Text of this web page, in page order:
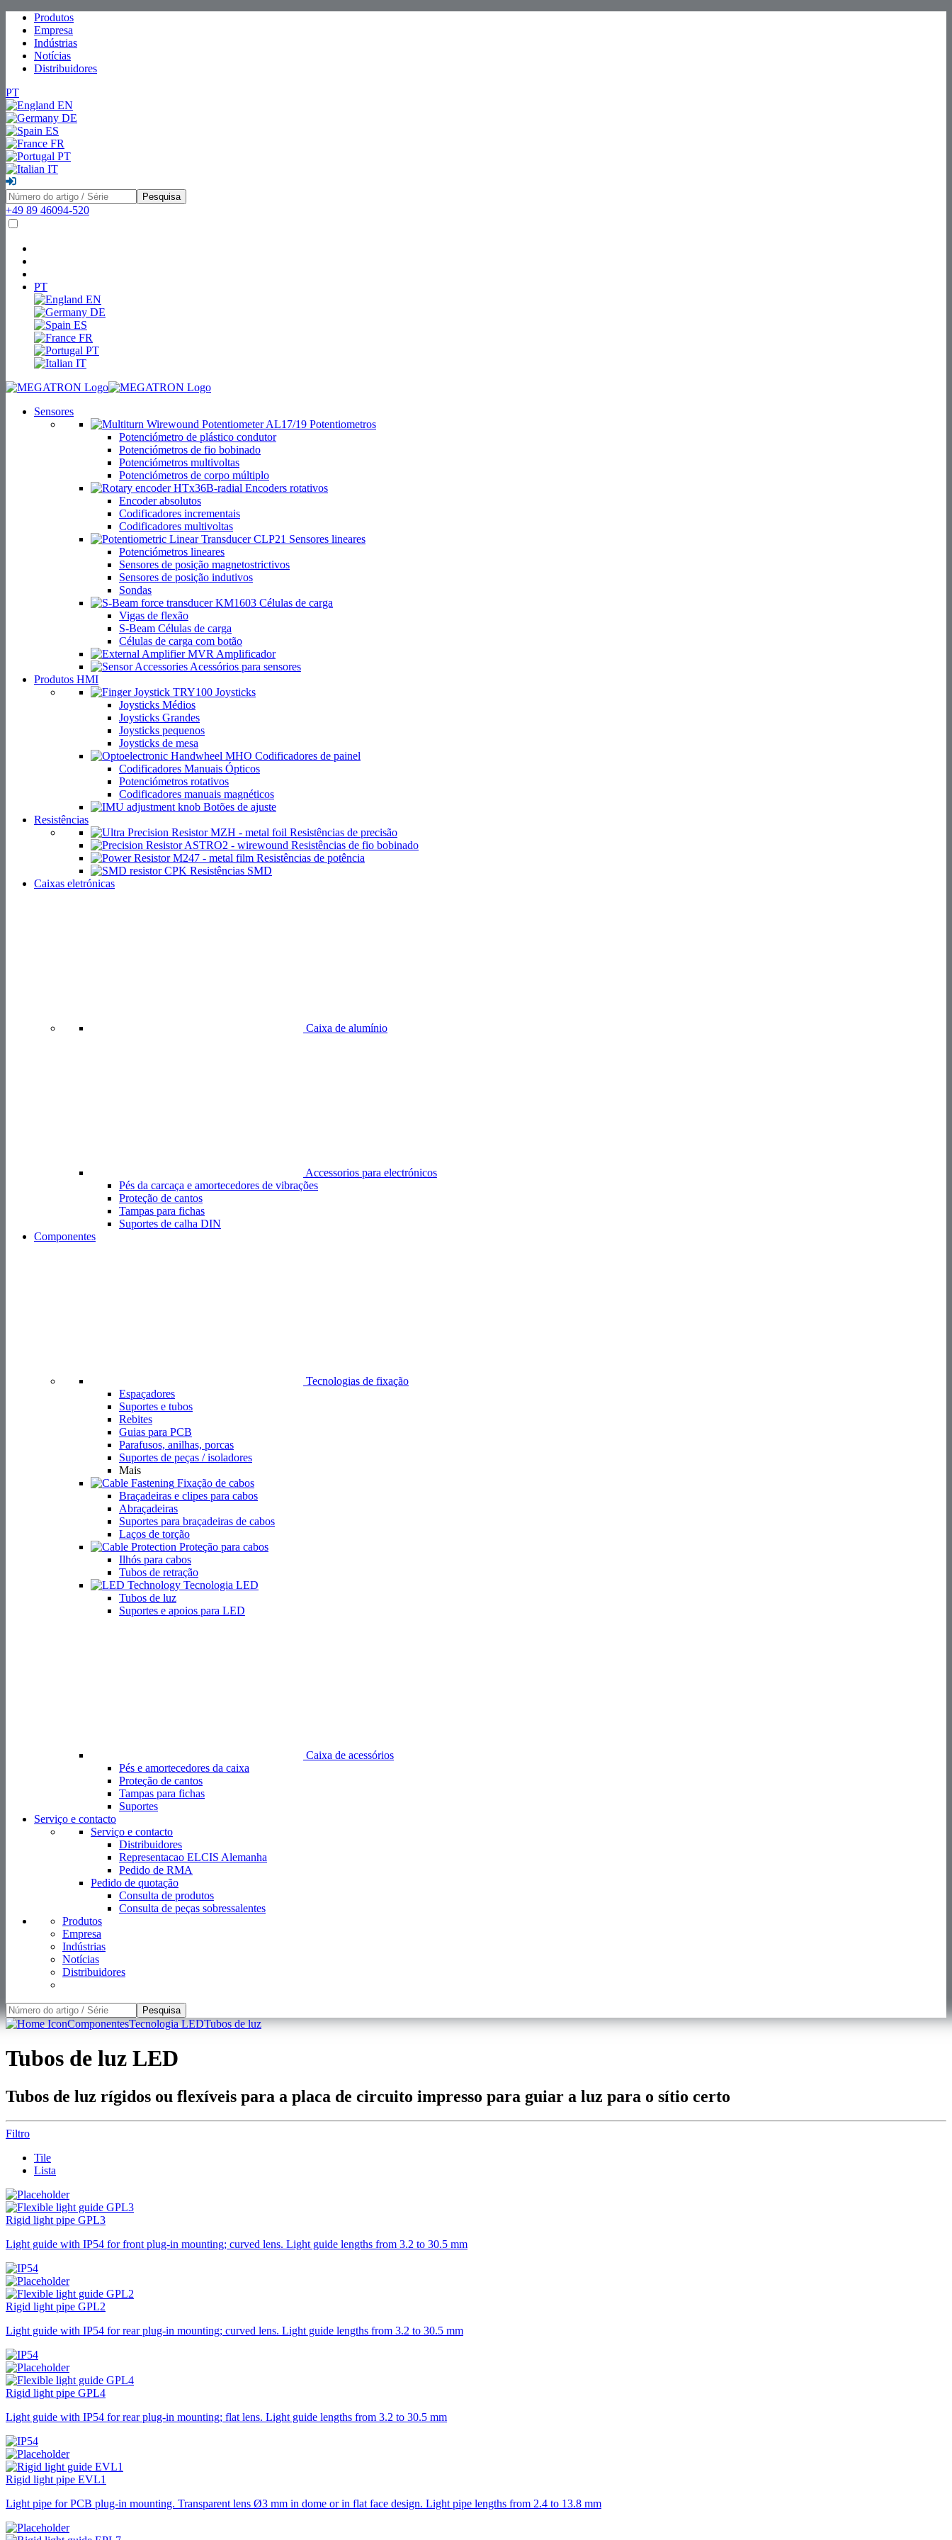
Produtos
Empresa
Indústrias
Notícias
Distribuidores
PT
EN
DE
ES
FR
PT
IT
Pesquisa
+49 89 46094-520
PT
EN
DE
ES
FR
PT
IT
Sensores
Potentiometros
Potenciómetro de plástico condutor
Potenciómetros de fio bobinado
Potenciómetros multivoltas
Potenciómetros de corpo múltiplo
Encoders rotativos
Encoder absolutos
Codificadores incrementais
Codificadores multivoltas
Sensores lineares
Potenciómetros lineares
Sensores de posição magnetostrictivos
Sensores de posição indutivos
Sondas
Células de carga
Vigas de flexão
S-Beam Células de carga
Células de carga com botão
Amplificador
Acessórios para sensores
Produtos HMI
Joysticks
Joysticks Médios
Joysticks Grandes
Joysticks pequenos
Joysticks de mesa
Codificadores de painel
Codificadores Manuais Ópticos
Potenciómetros rotativos
Codificadores manuais magnéticos
Botões de ajuste
Resistências
Resistências de precisão
Resistências de fio bobinado
Resistências de potência
Resistências SMD
Caixas eletrónicas
Caixa de alumínio
Accessorios para electrónicos
Pés da carcaça e amortecedores de vibrações
Proteção de cantos
Tampas para fichas
Suportes de calha DIN
Componentes
Tecnologias de fixação
Espaçadores
Suportes e tubos
Rebites
Guias para PCB
Parafusos, anilhas, porcas
Suportes de peças / isoladores
Mais
Fixação de cabos
Braçadeiras e clipes para cabos
Abraçadeiras
Suportes para braçadeiras de cabos
Laços de torção
Proteção para cabos
Ilhós para cabos
Tubos de retração
Tecnologia LED
Tubos de luz
Suportes e apoios para LED
Caixa de acessórios
Pés e amortecedores da caixa
Proteção de cantos
Tampas para fichas
Suportes
Serviço e contacto
Serviço e contacto
Distribuidores
Representacao ELCIS Alemanha
Pedido de RMA
Pedido de quotação
Consulta de produtos
Consulta de peças sobressalentes
Produtos
Empresa
Indústrias
Notícias
Distribuidores
Pesquisa
ComponentesTecnologia LEDTubos de luz
Tubos de luz LED
Tubos de luz rígidos ou flexíveis para a placa de circuito impresso para guiar a luz para o sítio certo
Filtro
Tile
Lista
Rigid light pipe GPL3
Light guide with IP54 for front plug-in mounting; curved lens. Light guide lengths from 3.2 to 30.5 mm
Rigid light pipe GPL2
Light guide with IP54 for rear plug-in mounting; curved lens. Light guide lengths from 3.2 to 30.5 mm
Rigid light pipe GPL4
Light guide with IP54 for rear plug-in mounting; flat lens. Light guide lengths from 3.2 to 30.5 mm
Rigid light pipe EVL1
Light pipe for PCB plug-in mounting. Transparent lens Ø3 mm in dome or in flat face design. Light pipe lengths from 2.4 to 13.8 mm